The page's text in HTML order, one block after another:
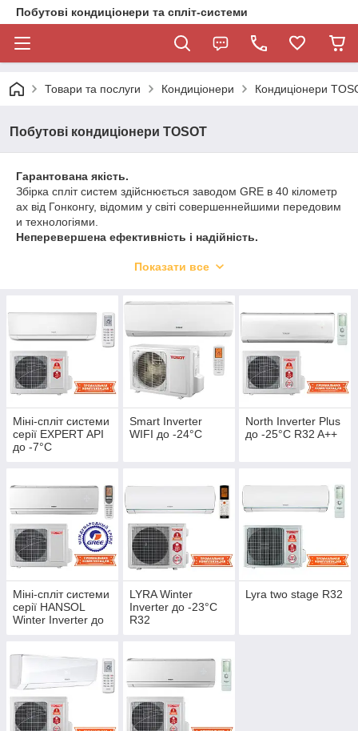
Побутові кондиціонери та спліт-системи
Товари та послуги Кондиціонери Кондиціонери
Побутові кондиціонери TOSOT
Гарантована якість.
Збірка спліт систем здійснюється заводом GRE в 40 кілометр
ах від Гонконгу, відомим у світі совершеннейшими передовим
и технологіями
Неперевершена ефективність і надійність.
тривалу службу
Показати все
Міні-спліт системи
серії EXPERT API
до -7°С
Smart Inverter
WIFI до -24°С
North Inverter Plus
до -25°С R32 A++
Міні-спліт системи
серії HANSOL
Winter Inverter до
LYRA Winter
Inverter до -23°С
R32
Lyra two stage R32